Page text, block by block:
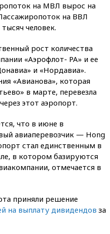
на МВЛ вырос на
на ВВЛ
человек.
рост количества
«Аэрофлот- РА» и ее
и «Нордавиа».
«Авианова», которая
в марте, перевезла
этот аэропорт.
что в июне в
авиаперевозчик — Hong
стал единственным в
в котором базируются
отмечается в
приняли решение
на выплату дивидендов за